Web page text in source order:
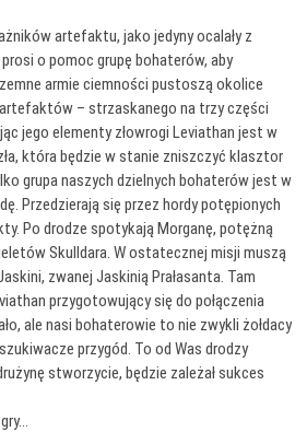
artefaktu, jako jedyny ocalały z
o pomoc grupę bohaterów, aby
armie ciemności pustoszą okolice
– strzaskanego na trzy części
jego elementy złowrogi Leviathan jest w
która będzie w stanie zniszczyć klasztor
grupa naszych dzielnych bohaterów jest w
Przedzierają się przez hordy potępionych
Po drodze spotykają Morganę, potężną
Skulldara. W ostatecznej misji muszą
zwanej Jaskinią Prałasanta. Tam
przygotowujący się do połączenia
ale nasi bohaterowie to nie zwykli żołdacy
przygód. To od Was drodzy
stworzycie, będzie zależał sukces